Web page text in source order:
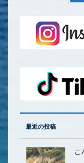
最近の投稿
こ